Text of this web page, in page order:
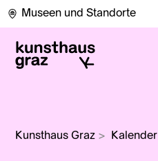
Museen und Standorte
Kunsthaus Graz > Kalender